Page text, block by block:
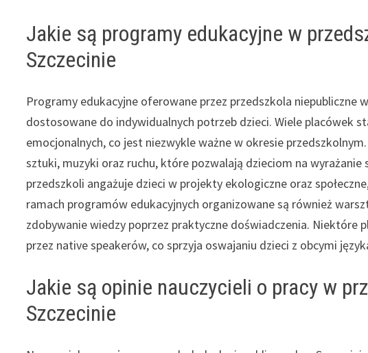
Jakie są programy edukacyjne w
Szczecinie
Programy edukacyjne oferowane przez przedszkola niepubliczne
dostosowane do indywidualnych potrzeb dzieci. Wiele placówek
emocjonalnych, co jest niezwykle ważne w okresie
sztuki, muzyki oraz ruchu, które pozwalają dzieciom na
przedszkoli angażuje dzieci w projekty ekologiczne oraz
ramach programów edukacyjnych organizowane są również
zdobywanie wiedzy poprzez praktyczne doświadczenia.
przez native speakerów, co sprzyja oswajaniu dzieci z obcymi
Jakie są opinie nauczycieli o pracy w
Szczecinie